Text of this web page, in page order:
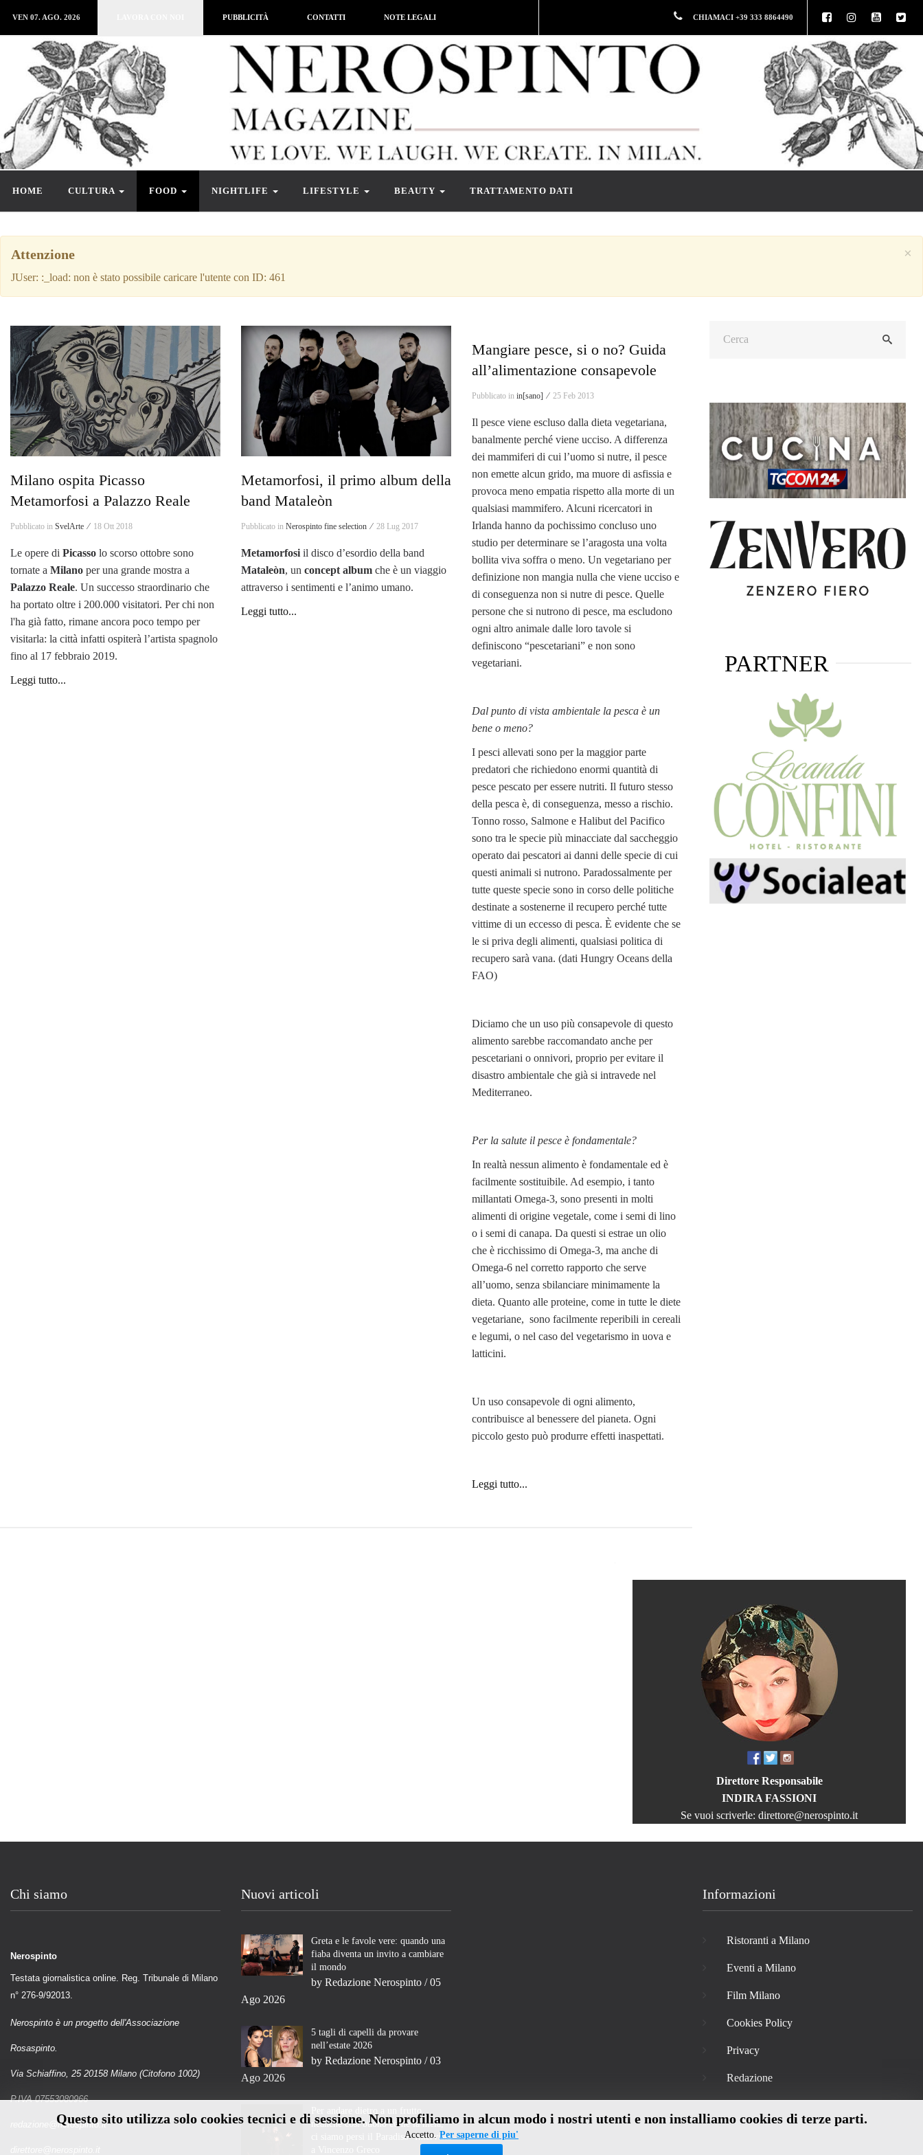
VEN 07. AGO. 2026 PUBBLICITÀ CONTATTI NOTE LEGALI CHIAMACI +39 333 8864490
HOME CULTURA FOOD NIGHTLIFE LIFESTYLE BEAUTY TRATTAMENTO DATI
Questo sito utilizza solo cookies tecnici e di sessione. Non profiliamo in alcun modo i nostri utenti e non installiamo cookies di terze parti.
Accetto. Per saperne di piu'
×
Attenzione
JUser: :_load: non è stato possibile caricare l'utente con ID: 461
Milano ospita Picasso
Metamorfosi a Palazzo Reale
Pubblicato in SvelArte ⁄ 18 Ott 2018
Le opere di Picasso lo scorso ottobre sono
tornate a Milano per una grande mostra a
Palazzo Reale. Un successo straordinario che
ha portato oltre i 200.000 visitatori. Per chi non
l'ha già fatto, rimane ancora poco tempo per
visitarla: la città infatti ospiterà l’artista spagnolo
fino al 17 febbraio 2019.
Leggi tutto...
Metamorfosi, il primo album della
band Mataleòn
Pubblicato in Nerospinto fine selection ⁄ 28 Lug 2017
Metamorfosi il disco d’esordio della band
Mataleòn, un concept album che è un viaggio
attraverso i sentimenti e l’animo umano.
Leggi tutto...
Mangiare pesce, si o no? Guida
all’alimentazione consapevole
Pubblicato in in[sano] ⁄ 25 Feb 2013
Il pesce viene escluso dalla dieta vegetariana,
banalmente perché viene ucciso. A differenza
dei mammiferi di cui l’uomo si nutre, il pesce
non emette alcun grido, ma muore di asfissia e
provoca meno empatia rispetto alla morte di un
qualsiasi mammifero. Alcuni ricercatori in
Irlanda hanno da pochissimo concluso uno
studio per determinare se l’aragosta una volta
bollita viva soffra o meno. Un vegetariano per
definizione non mangia nulla che viene ucciso e
di conseguenza non si nutre di pesce. Quelle
persone che si nutrono di pesce, ma escludono
ogni altro animale dalle loro tavole si
definiscono “pescetariani” e non sono
vegetariani.
Dal punto di vista ambientale la pesca è un
bene o meno?
I pesci allevati sono per la maggior parte
predatori che richiedono enormi quantità di
pesce pescato per essere nutriti. Il futuro stesso
della pesca è, di conseguenza, messo a rischio.
Tonno rosso, Salmone e Halibut del Pacifico
sono tra le specie più minacciate dal saccheggio
operato dai pescatori ai danni delle specie di cui
questi animali si nutrono. Paradossalmente per
tutte queste specie sono in corso delle politiche
destinate a sostenerne il recupero perché tutte
vittime di un eccesso di pesca. È evidente che se
le si priva degli alimenti, qualsiasi politica di
recupero sarà vana. (dati Hungry Oceans della
FAO)
Diciamo che un uso più consapevole di questo
alimento sarebbe raccomandato anche per
pescetariani o onnivori, proprio per evitare il
disastro ambientale che già si intravede nel
Mediterraneo.
Per la salute il pesce è fondamentale?
In realtà nessun alimento è fondamentale ed è
facilmente sostituibile. Ad esempio, i tanto
millantati Omega-3, sono presenti in molti
alimenti di origine vegetale, come i semi di lino
o i semi di canapa. Da questi si estrae un olio
che è ricchissimo di Omega-3, ma anche di
Omega-6 nel corretto rapporto che serve
all’uomo, senza sbilanciare minimamente la
dieta. Quanto alle proteine, come in tutte le diete
vegetariane, sono facilmente reperibili in cereali
e legumi, o nel caso del vegetarismo in uova e
latticini.
Un uso consapevole di ogni alimento,
contribuisce al benessere del pianeta. Ogni
piccolo gesto può produrre effetti inaspettati.
Leggi tutto...
PARTNER
Direttore Responsabile
INDIRA FASSIONI
Se vuoi scriverle: direttore@nerospinto.it
Chi siamo
Nerospinto
Testata giornalistica online. Reg. Tribunale di Milano
n° 276-9/92013.
Nerospinto è un progetto dell'Associazione
Rosaspinto.
Via Schiaffino, 25 20158 Milano (Citofono 1002)
P.IVA 07553080966
redazione@nerospinto.it
Nuovi articoli
Greta e le favole vere: quando una
fiaba diventa un invito a cambiare
il mondo
by Redazione Nerospinto / 05
Ago 2026
5 tagli di capelli da provare
nell’estate 2026
by Redazione Nerospinto / 03
Ago 2026
neanche così buono come la mela,
ci siamo persi il Paradiso- Intervista
Informazioni
Ristoranti a Milano
Eventi a Milano
Film Milano
Cookies Policy
Privacy
Redazione